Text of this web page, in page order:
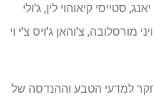
סטייסי קיאוהוי לין, ג'ולי
מורסלובה, צ'והאן ג'ויס צ'י וי
למדעי הטבע וההנדסה של